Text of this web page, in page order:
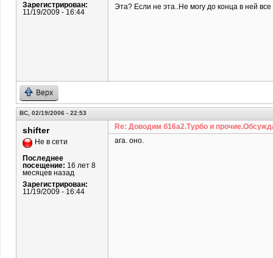
Зарегистрирован:
11/19/2009 - 16:44
Эта? Если не эта..Не могу до конца в ней
Верх
ВС, 02/19/2006 - 22:53
shifter
Не в сети
Последнее
посещение: 16 лет 8
месяцев назад
Зарегистрирован:
11/19/2009 - 16:44
Re: Доводим б16а2.Турбо и
ага. оно.